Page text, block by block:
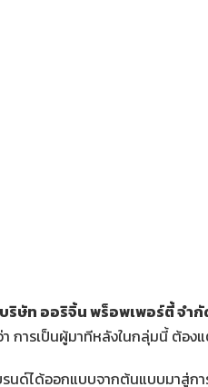
ริษัท ออริจิ้น พร็อพเพอร์ตี้ จำ
การเป็นผู้มาทีหลังในกลุ่มนี้ ต้อง
รนด์ได้ออกแบบจากต้นแบบมาสู่ก